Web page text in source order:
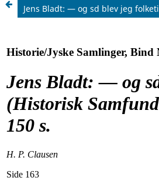
Jens Bladt: — og sd blev jeg